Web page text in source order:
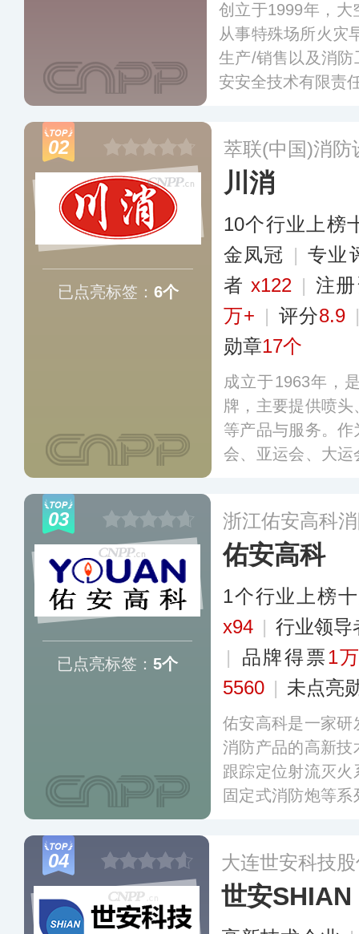
创立于1999年，大
从事特殊场所火灾
生产/销售以及消
安安全技术有限责
02
已点亮标签： 6个
萃联(中国)消防
川消
10个行业上榜
金凤冠 | 专业​
者 x122 | 注
万+ | 评分8.9
勋章17个
成立于1963年，
牌，主要提供喷
等产品与服务。
会、亚运会、大
五、十四五消防
03
已点亮标签： 5个
浙江佑安高科
佑安高科
1个行业上榜
x94 | 行业领
|
品牌得票1
5560 | 未点亮
佑安高科是一家
消防产品的高新
跟踪定位射流灭
固定式消防炮等
04 大连世安科技
世安SHIAN